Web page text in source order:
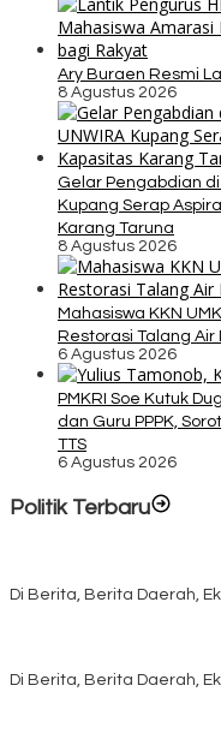
Ary Buraen Resmi
8 Agustus 2026
Gelar Pengabdian di
Kupang Serap
Karang Taruna
8 Agustus 2026
Mahasiswa KKN
Restorasi Talang Air
6 Agustus 2026
PMKRI Soe Kutuk
dan Guru PPPK,
TTS
6 Agustus 2026
Politik Terbaru
Di Berita, Berita Daerah,
Di Berita, Berita Daerah,